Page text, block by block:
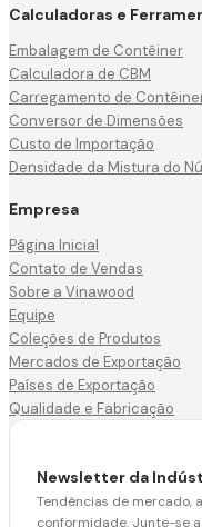
Calculadoras e
Embalagem de Contêiner
Calculadora de CBM
Carregamento de
Conversor de Dimensões
Custo de Importação
Densidade da Mistura do
Empresa
Página Inicial
Contato de Vendas
Sobre a Vinawood
Equipe
Coleções de Produtos
Mercados de Exportação
Países de Exportação
Qualidade e Fabricação
Newsletter da
Tendências de mercado,
conformidade. Junte-se